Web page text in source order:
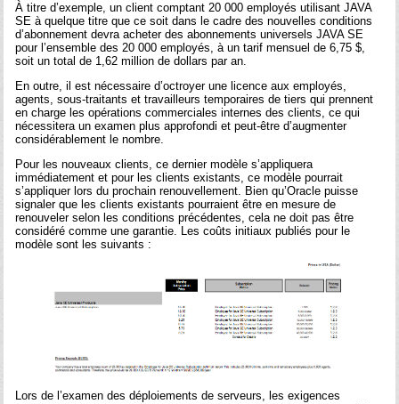
À titre d’exemple, un client comptant 20 000 employés utilisant JAVA
SE à quelque titre que ce soit dans le cadre des nouvelles conditions
d’abonnement devra acheter des abonnements universels JAVA SE
pour l’ensemble des 20 000 employés, à un tarif mensuel de 6,75 $,
soit un total de 1,62 million de dollars par an.
En outre, il est nécessaire d’octroyer une licence aux employés,
agents, sous-traitants et travailleurs temporaires de tiers qui prennent
en charge les opérations commerciales internes des clients, ce qui
nécessitera un examen plus approfondi et peut-être d’augmenter
considérablement le nombre.
Pour les nouveaux clients, ce dernier modèle s’appliquera
immédiatement et pour les clients existants, ce modèle pourrait
s’appliquer lors du prochain renouvellement. Bien qu’Oracle puisse
signaler que les clients existants pourraient être en mesure de
renouveler selon les conditions précédentes, cela ne doit pas être
considéré comme une garantie. Les coûts initiaux publiés pour le
modèle sont les suivants :
Lors de l’examen des déploiements de serveurs, les exigences